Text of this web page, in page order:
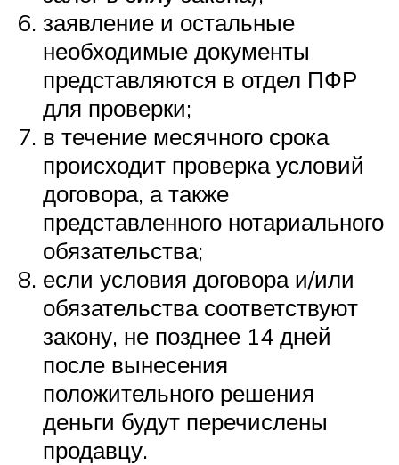
заявление и остальные
необходимые документы
представляются в отдел ПФР
для проверки;
в течение месячного срока
происходит проверка условий
договора, а также
представленного нотариального
обязательства;
если условия договора и/или
обязательства соответствуют
закону, не позднее 14 дней
после вынесения
положительного решения
деньги будут перечислены
продавцу.